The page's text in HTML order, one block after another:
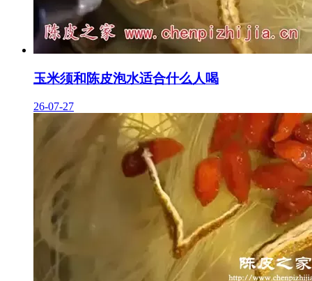
玉米须和陈皮泡水适合什么人喝
26-07-27